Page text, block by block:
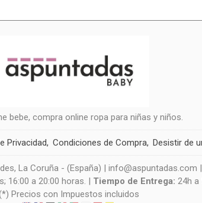
bebe, compra online ropa para niñas y niños.
Privacidad Condiciones de Compra Desistir de
La Coruña - (España) | info@aspuntadas.com
16:00 a 20:00 horas. | Tiempo de Entrega: 24h a
Precios con Impuestos incluidos